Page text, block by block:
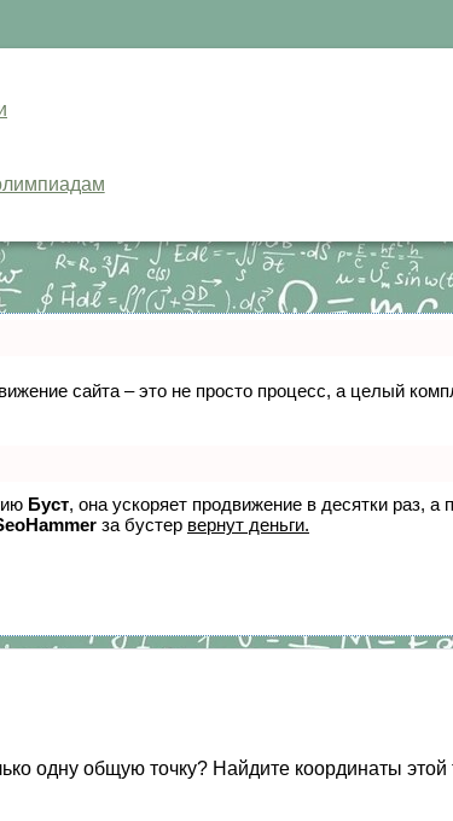
сайта – это не просто процесс, а целый
Буст, она ускоряет продвижение в десятки раз,
за бустер вернут деньги.
одну общую точку? Найдите координаты этой